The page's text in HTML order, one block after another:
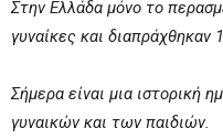
Στην Ελλάδα μόνο το
γυναίκες και διαπράχθηκαν
Σήμερα είναι μια ιστορική
γυναικών και των παιδιών.